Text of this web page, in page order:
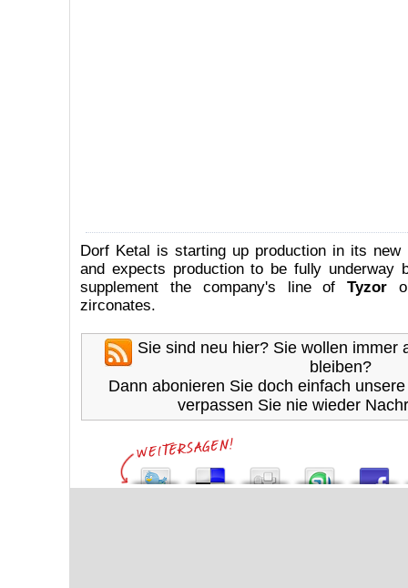
Dorf Ketal is starting up production in its new
and expects production to be fully underway
supplement the company's line ofTyzor
zirconates.
Sie sind neu hier? Sie wollen immer
bleiben?
Dann abonieren Sie doch einfach
verpassen Sie nie wieder